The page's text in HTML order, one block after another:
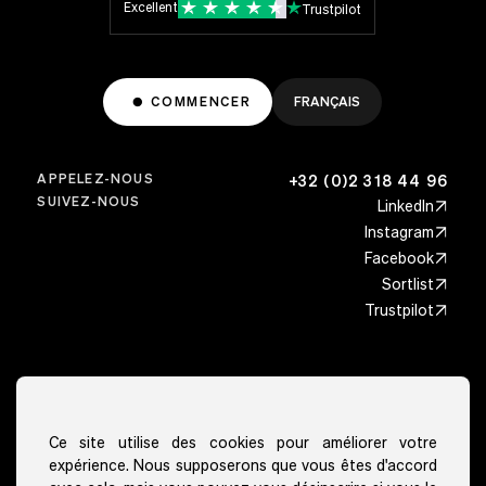
Excellent Trustpilot
COMMENCER FRANÇAIS
APPELEZ-NOUS +32 (0)2 318 44 96
SUIVEZ-NOUS
LinkedIn
Instagram
Facebook
Sortlist
Trustpilot
Bien-être & sport
Soins de santé
Localités
Bruxelles
Fonctionnalités
Ce site utilise des cookies pour améliorer votre
expérience. Nous supposerons que vous êtes d'accord